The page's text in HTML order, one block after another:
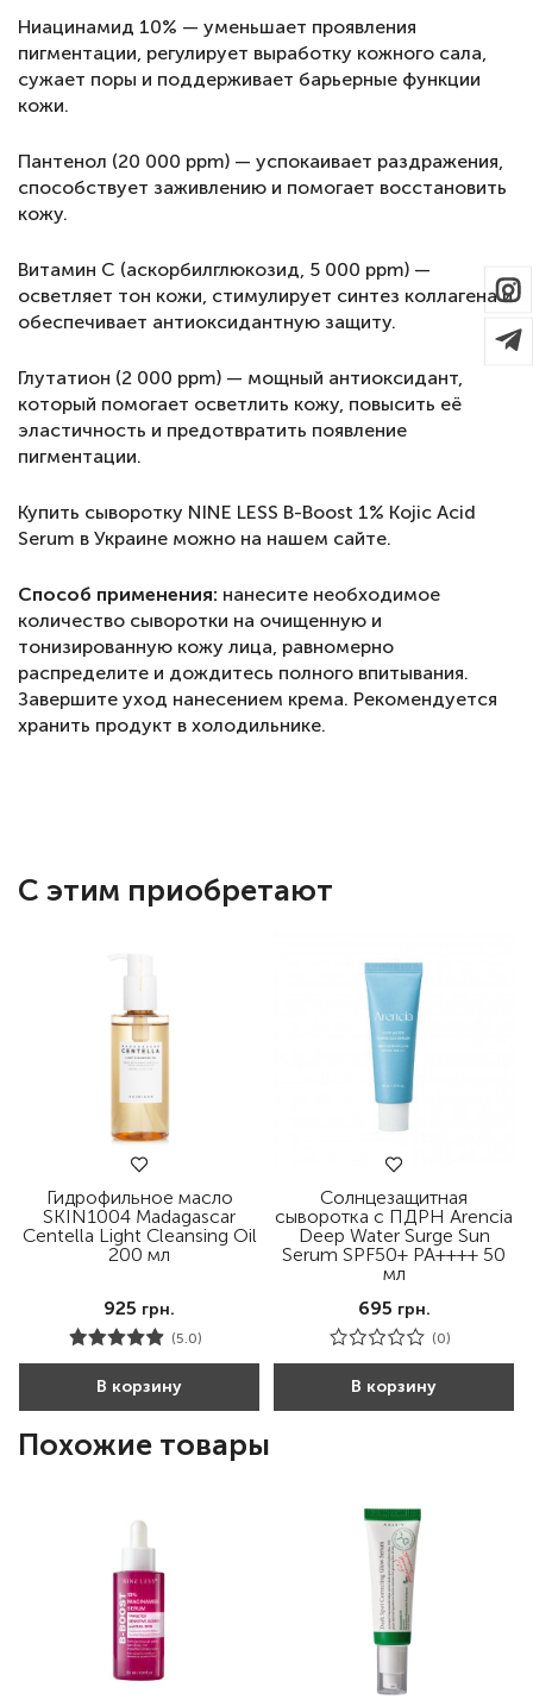
Ниацинамид 10% — уменьшает проявления
пигментации, регулирует выработку кожного сала,
сужает поры и поддерживает барьерные функции
кожи.
Пантенол (20 000 ppm) — успокаивает раздражения,
способствует заживлению и помогает восстановить
кожу.
Витамин С (аскорбилглюкозид, 5 000 ppm) —
осветляет тон кожи, стимулирует синтез коллагена и
обеспечивает антиоксидантную защиту.
Глутатион (2 000 ppm) — мощный антиоксидант,
который помогает осветлить кожу, повысить её
эластичность и предотвратить появление
пигментации.
Купить сыворотку NINE LESS B-Boost 1% Kojic Acid
Serum в Украине можно на нашем сайте.
Способ применения: нанесите необходимое
количество сыворотки на очищенную и
тонизированную кожу лица, равномерно
распределите и дождитесь полного впитывания.
Завершите уход нанесением крема. Рекомендуется
хранить продукт в холодильнике.
С этим приобретают
Гидрофильное масло
SKIN1004 Madagascar
Centella Light Cleansing Oil
200 мл
925 грн.
(5.0)
В корзину
Солнцезащитная
сыворотка с ПДРН Arencia
Deep Water Surge Sun
Serum SPF50+ PA++++ 50
мл
695 грн.
(0)
В корзину
Похожие товары